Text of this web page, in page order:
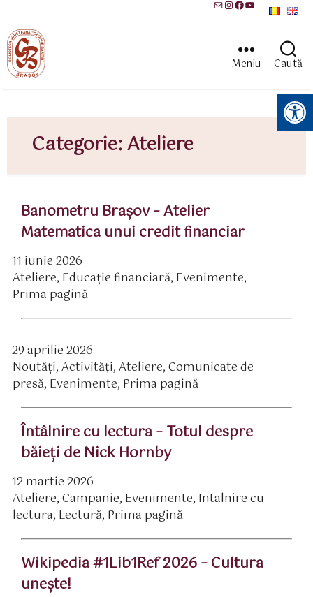
MailInstagram
Facebook
YouTube
Meniu Caută
Instrumente pentru accesibilitate
Categorie:Ateliere
Banometru Braşov – Atelier
Matematica unui credit financiar
11 iunie 2026
Ateliere, Educaţie financiară, Evenimente,
Prima pagină
29 aprilie 2026
Noutăți,Activităţi,Ateliere,Comunicate de
presă, Evenimente, Prima pagină
Întâlnire cu lectura – Totul despre
băieţi de Nick Hornby
12 martie 2026
Ateliere,Campanie, Evenimente, Intalnire cu
lectura, Lectură, Prima pagină
Wikipedia #1Lib1Ref 2026 – Cultura
unește!